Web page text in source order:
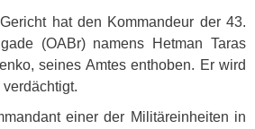
hat den Kommandeur der 43.
(OABr) namens Hetman Taras
seines Amtes enthoben. Er wird
einer der Militäreinheiten in